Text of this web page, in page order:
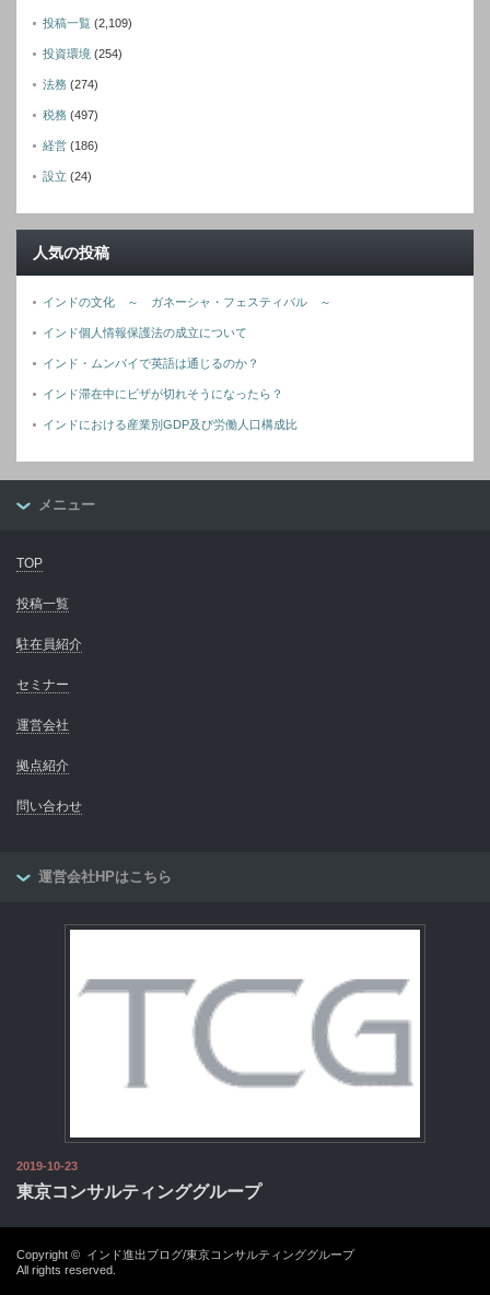
投稿一覧 (2,109)
投資環境 (254)
法務 (274)
税務 (497)
経営 (186)
設立 (24)
人気の投稿
インドの文化 ～ ガネーシャ・フェスティバル ～
インド個人情報保護法の成立について
インド・ムンバイで英語は通じるのか？
インド滞在中にビザが切れそうになったら？
インドにおける産業別GDP及び労働人口構成比
メニュー
TOP
投稿一覧
駐在員紹介
セミナー
運営会社
拠点紹介
問い合わせ
運営会社HPはこちら
2019-10-23
東京コンサルティンググループ
Copyright © インド進出ブログ/東京コンサルティンググループ
All rights reserved.